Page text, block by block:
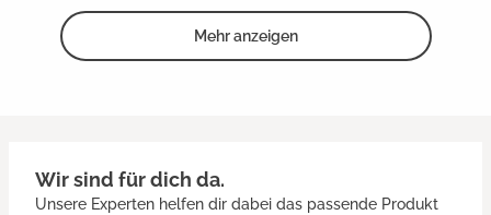
Mehr anzeigen
Wir sind für dich da.
Unsere Experten helfen dir dabei das passende Produkt